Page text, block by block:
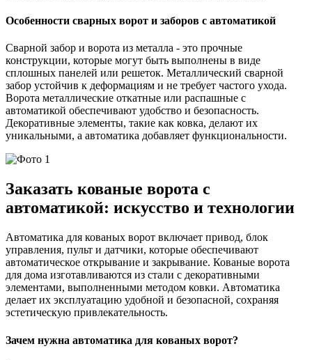
Особенности сварных ворот и заборов с автоматикой
Сварной забор и ворота из металла - это прочные
конструкции, которые могут быть выполнены в виде
сплошных панелей или решеток. Металлический сварной
забор устойчив к деформациям и не требует частого ухода.
Ворота металлические откатные или распашные с
автоматикой обеспечивают удобство и безопасность.
Декоративные элементы, такие как ковка, делают их
уникальными, а автоматика добавляет функциональности.
Заказать кованые ворота с
автоматикой: искусство и технологии
Автоматика для кованых ворот включает привод, блок
управления, пульт и датчики, которые обеспечивают
автоматическое открывание и закрывание. Кованые ворота
для дома изготавливаются из стали с декоративными
элементами, выполненными методом ковки. Автоматика
делает их эксплуатацию удобной и безопасной, сохраняя
эстетическую привлекательность.
Зачем нужна автоматика для кованых ворот?